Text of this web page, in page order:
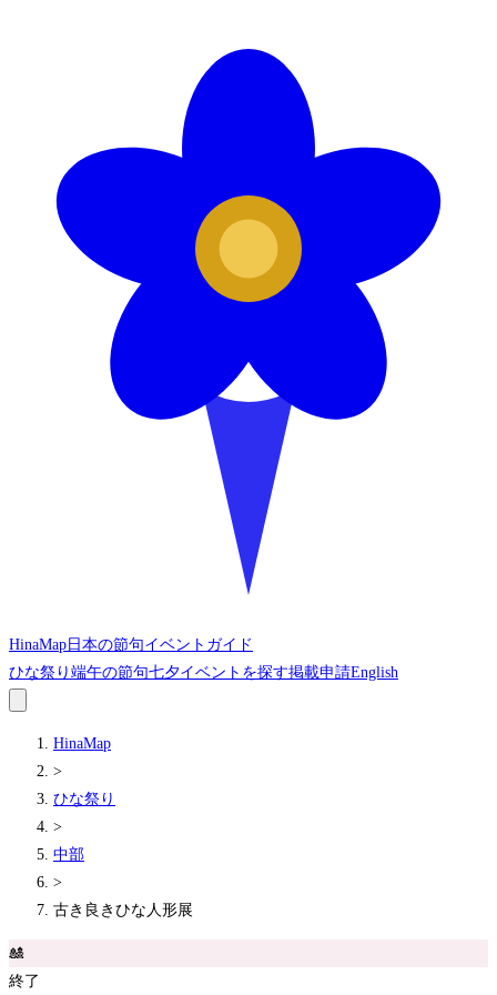
HinaMap 日本の節句イベントガイド
ひな祭り 端午の節句七夕イベントを探す掲載申請English
HinaMap
>
ひな祭り
>
中部
>
古き良きひな人形展
🎎
終了